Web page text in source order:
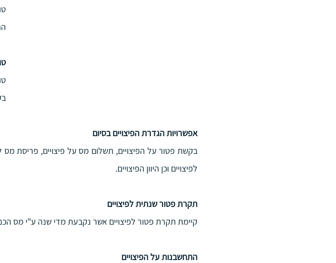
אפשרויות הגדרת הפיצויים בסיום
לפיצויים וכן היוון הפיצויים.
תקרת פטור שנתית לפיצויים
קיימת תקרת פטור לפיצויים אשר נקבעת מדי שנה ע"י מס הכנסה. נכון לשנת 2014 תקרת
התחשבנות על הפיצויים